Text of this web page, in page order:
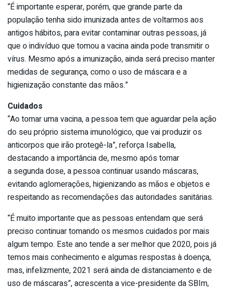
“É importante esperar, porém, que grande parte da
população tenha sido imunizada antes de voltarmos aos
antigos hábitos, para evitar contaminar outras pessoas, já
que o indivíduo que tomou a vacina ainda pode transmitir o
vírus. Mesmo após a imunização, ainda será preciso manter
medidas de segurança, como o uso de máscara e a
higienização constante das mãos.”
Cuidados
“Ao tomar uma vacina, a pessoa tem que aguardar pela ação
do seu próprio sistema imunológico, que vai produzir os
anticorpos que irão protegê-la”, reforça Isabella,
destacando a importância de, mesmo após tomar
a segunda dose, a pessoa continuar usando máscaras,
evitando aglomerações, higienizando as mãos e objetos e
respeitando as recomendações das autoridades sanitárias.
“É muito importante que as pessoas entendam que será
preciso continuar tomando os mesmos cuidados por mais
algum tempo. Este ano tende a ser melhor que 2020, pois já
temos mais conhecimento e algumas respostas à doença,
mas, infelizmente, 2021 será ainda de distanciamento e de
uso de máscaras”, acrescenta a vice-presidente da SBIm,